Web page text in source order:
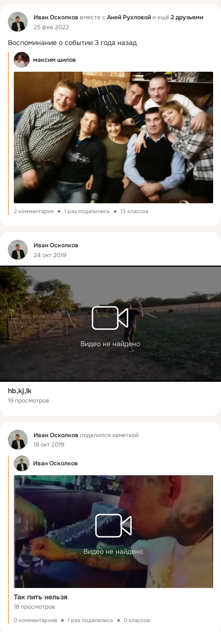
Фид Иван Осколков вместе с Аней Рухловойи ещё2 друзьями
25 фев 2022
Воспоминание о событии 3 года назад
максим шилов
2 комментария 1 раз поделились 13 классов
Фид
Иван Осколков
24 окт 2019
Видео не найдено
hb,kj,lk
19 просмотров
Фид Иван Осколков поделился заметкой
18 окт 2019
Иван Осколков
Видео не найдено
Так пить нельзя
18 просмотров
0 комментариев 1 раз поделились 0 классов